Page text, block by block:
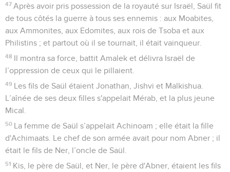
47 Après avoir pris possession de la royauté sur Israël, Saül fit
de tous côtés la guerre à tous ses ennemis : aux Moabites,
aux Ammonites, aux Edomites, aux rois de Tsoba et aux
Philistins ; et partout où il se tournait, il était vainqueur.
48 Il montra sa force, battit Amalek et délivra Israël de
l’oppression de ceux qui le pillaient.
49 Les fils de Saül étaient Jonathan, Jishvi et Malkishua.
L’aînée de ses deux filles s'appelait Mérab, et la plus jeune
Mical.
50 La femme de Saül s’appelait Achinoam ; elle était la fille
d'Achimaats. Le chef de son armée avait pour nom Abner ; il
était le fils de Ner, l’oncle de Saül.
51 Kis, le père de Saül, et Ner, le père d'Abner, étaient les fils